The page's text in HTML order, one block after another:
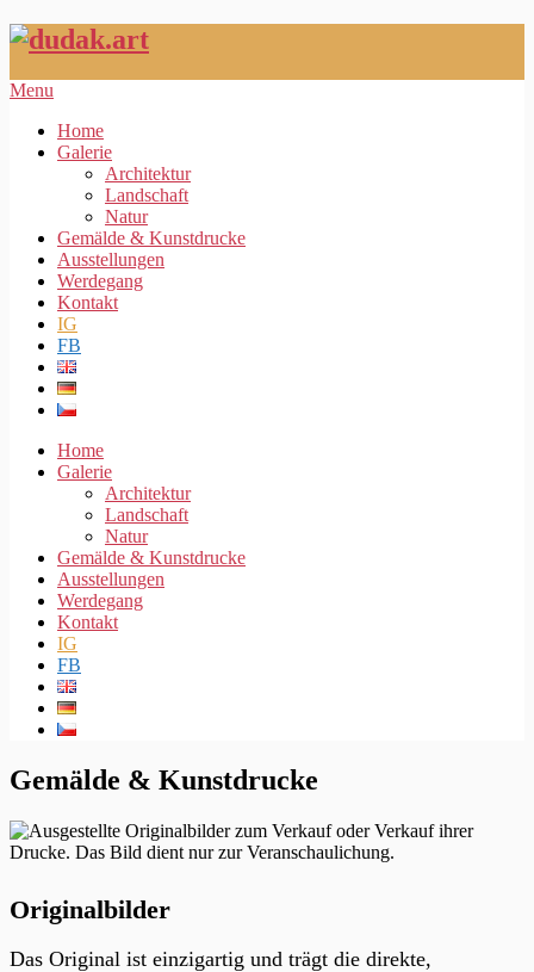
Menu
Home
Galerie
Architektur
Landschaft
Natur
Gemälde & Kunstdrucke
Ausstellungen
Werdegang
Kontakt
IG
FB
Home
Galerie
Architektur
Landschaft
Natur
Gemälde & Kunstdrucke
Ausstellungen
Werdegang
Kontakt
IG
FB
Gemälde & Kunstdrucke
Originalbilder
Das Original ist einzigartig und trägt die direkte,